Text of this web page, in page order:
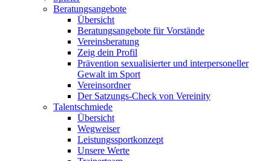
Beratungsangebote
Übersicht
Beratungsangebote für Vorstände
Vereinsberatung
Zeig dein Profil
Prävention sexualisierter und interpersoneller
Gewalt im Sport
Vereinsordner
Der Satzungs-Check von Vereinity
Talentschmiede
Übersicht
Wegweiser
Leistungssportkonzept
Unsere Werte